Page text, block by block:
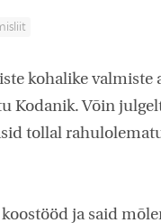
kohalike valmiste
Kodanik. Võin
tollal
ja said